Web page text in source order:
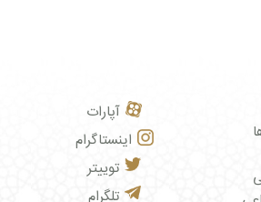
آپارات
اینستاگرام
توییتر
تلگرام